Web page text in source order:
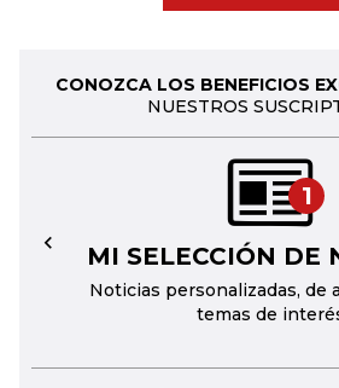
CONOZCA LOS BENEFICIOS
NUESTROS
1
MI SELECCIÓN DE
Noticias personalizadas, de
temas de
←